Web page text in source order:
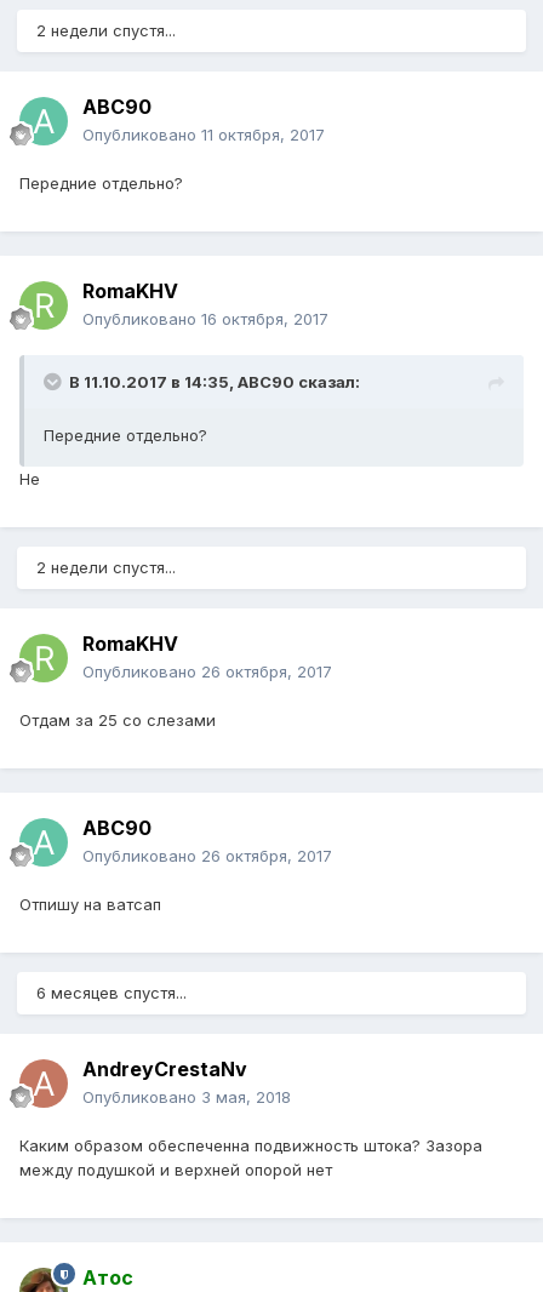
2 недели спустя...
ABC90
Опубликовано 11 октября, 2017
Передние отдельно?
RomaKHV
Опубликовано 16 октября, 2017
В 11.10.2017 в 14:35, ABC90 сказал:
Передние отдельно?
Не
2 недели спустя...
RomaKHV
Опубликовано 26 октября, 2017
Отдам за 25 со слезами
ABC90
Опубликовано 26 октября, 2017
Отпишу на ватсап
6 месяцев спустя...
AndreyCrestaNv
Опубликовано 3 мая, 2018
Каким образом обеспеченна подвижность штока? Зазора
между подушкой и верхней опорой нет
Атос